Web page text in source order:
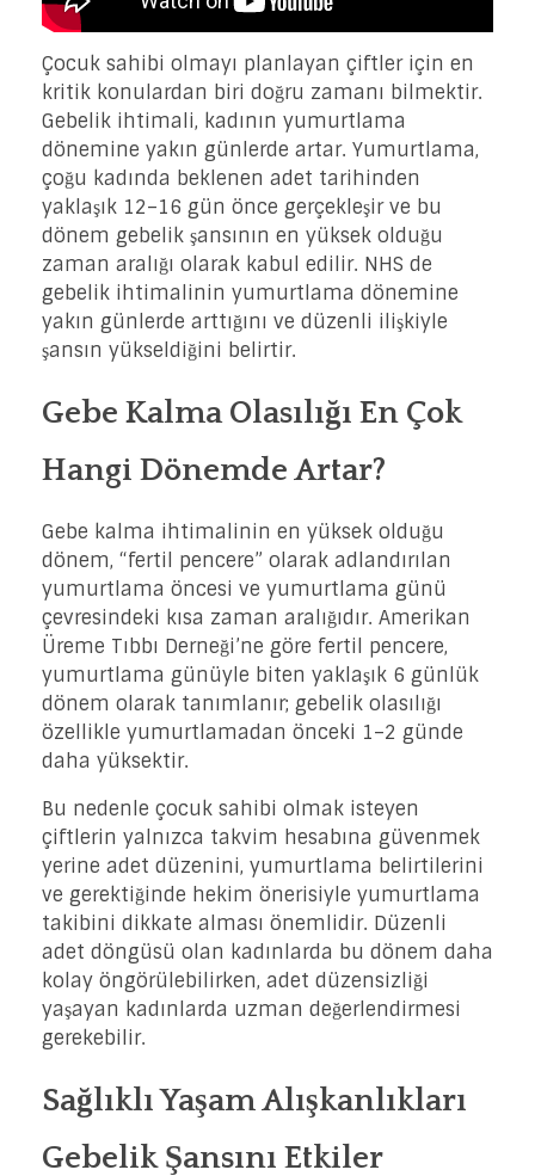
Çocuk sahibi olmayı planlayan çiftler için en
kritik konulardan biri doğru zamanı bilmektir.
Gebelik ihtimali, kadının yumurtlama
dönemine yakın günlerde artar. Yumurtlama,
çoğu kadında beklenen adet tarihinden
yaklaşık 12–16 gün önce gerçekleşir ve bu
dönem gebelik şansının en yüksek olduğu
zaman aralığı olarak kabul edilir. NHS de
gebelik ihtimalinin yumurtlama dönemine
yakın günlerde arttığını ve düzenli ilişkiyle
şansın yükseldiğini belirtir.
Gebe Kalma Olasılığı En Çok
Hangi Dönemde Artar?
Gebe kalma ihtimalinin en yüksek olduğu
dönem, “fertil pencere” olarak adlandırılan
yumurtlama öncesi ve yumurtlama günü
çevresindeki kısa zaman aralığıdır. Amerikan
Üreme Tıbbı Derneği’ne göre fertil pencere,
yumurtlama günüyle biten yaklaşık 6 günlük
dönem olarak tanımlanır; gebelik olasılığı
özellikle yumurtlamadan önceki 1–2 günde
daha yüksektir.
Bu nedenle çocuk sahibi olmak isteyen
çiftlerin yalnızca takvim hesabına güvenmek
yerine adet düzenini, yumurtlama belirtilerini
ve gerektiğinde hekim önerisiyle yumurtlama
takibini dikkate alması önemlidir. Düzenli
adet döngüsü olan kadınlarda bu dönem daha
kolay öngörülebilirken, adet düzensizliği
yaşayan kadınlarda uzman değerlendirmesi
gerekebilir.
Sağlıklı Yaşam Alışkanlıkları
Gebelik Şansını Etkiler